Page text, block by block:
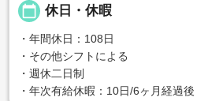
calendar_today 休日・休暇
・年間休日：108日
・その他シフトによる
・週休二日制
・年次有給休暇：10日/6ヶ月経過後